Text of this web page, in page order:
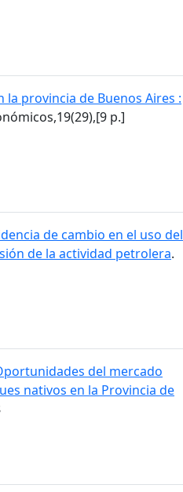
la provincia de Buenos Aires :
p.]
de cambio en el uso del
de la actividad petrolera.
del mercado
nativos en la Provincia de